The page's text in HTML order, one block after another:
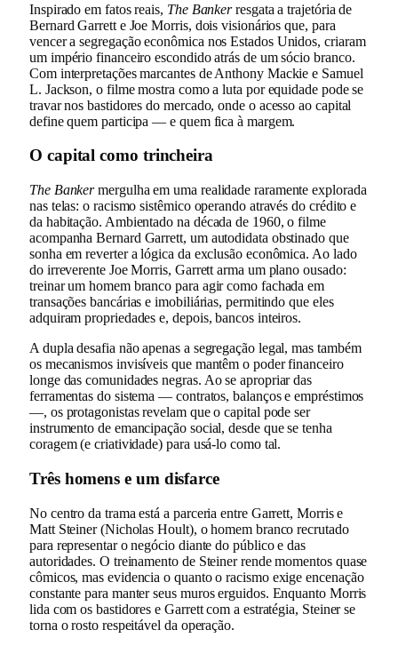
Inspirado em fatos reais, The Bankerresgata a trajetória de
Bernard Garrett e Joe Morris, dois visionários que, para
vencer a segregação econômica nos Estados Unidos, criaram
um império financeiro escondido atrás de um sócio branco.
Com interpretações marcantes de Anthony Mackie e Samuel
L. Jackson, o filme mostra como a luta por equidade pode se
travar nos bastidores do mercado, onde o acesso ao capital
define quem participa — e quem fica à margem.
O capital como trincheira
The Bankermergulha em uma realidade raramente explorada
nas telas: o racismo sistêmico operando através do crédito e
da habitação. Ambientado na década de 1960, o filme
acompanha Bernard Garrett, um autodidata obstinado que
sonha em reverter a lógica da exclusão econômica. Ao lado
do irreverente Joe Morris, Garrett arma um plano ousado:
treinar um homem branco para agir como fachada em
transações bancárias e imobiliárias, permitindo que eles
adquiram propriedades e, depois, bancos inteiros.
A dupla desafia não apenas a segregação legal, mas também
os mecanismos invisíveis que mantêm o poder financeiro
longe das comunidades negras. Ao se apropriar das
ferramentas do sistema — contratos, balanços e empréstimos
—, os protagonistas revelam que o capital pode ser
instrumento de emancipação social, desde que se tenha
coragem (e criatividade) para usá-lo como tal.
Três homens e um disfarce
No centro da trama está a parceria entre Garrett, Morris e
Matt Steiner (Nicholas Hoult), o homem branco recrutado
para representar o negócio diante do público e das
autoridades. O treinamento de Steiner rende momentos quase
cômicos, mas evidencia o quanto o racismo exige encenação
constante para manter seus muros erguidos. Enquanto Morris
lida com os bastidores e Garrett com a estratégia, Steiner se
torna o rosto respeitável da operação.